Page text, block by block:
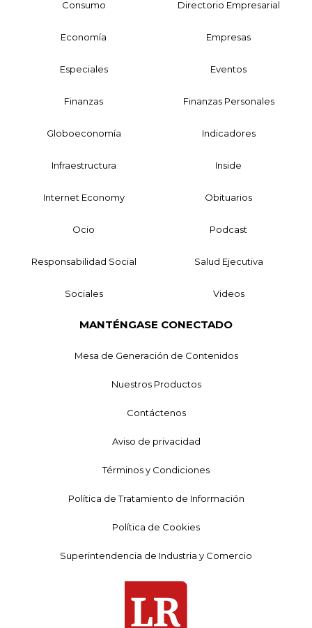
Consumo Directorio Empresarial
Economía Empresas
Especiales Eventos
Finanzas Finanzas Personales
Globoeconomía Indicadores
Infraestructura Inside
Internet Economy Obituarios
Ocio Podcast
Responsabilidad Social Salud Ejecutiva
Sociales Videos
MANTÉNGASE CONECTADO
Mesa de Generación de Contenidos
Nuestros Productos
Contáctenos
Aviso de privacidad
Términos y Condiciones
Política de Tratamiento de Información
Política de Cookies
Superintendencia de Industria y Comercio